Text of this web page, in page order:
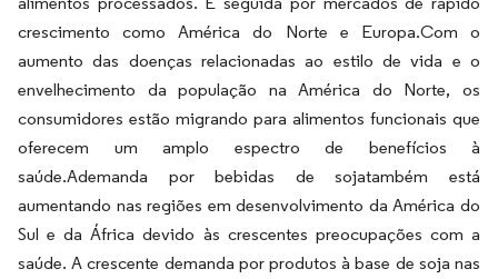
crescimento como América do Norte e Europa.Com o
aumento das doenças relacionadas ao estilo de vida e o
envelhecimento da população na América do Norte, os
consumidores estão migrando para alimentos funcionais que
oferecem um amplo espectro de benefícios à
saúde.Ademanda por bebidas de sojatambém está
aumentando nas regiões em desenvolvimento da América do
Sul e da África devido às crescentes preocupações com a
saúde. A crescente demanda por produtos à base de soja nas